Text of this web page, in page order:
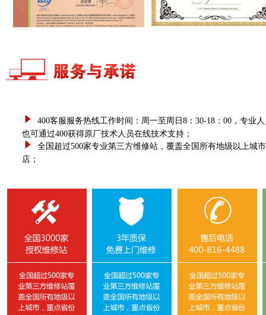
400客服服务热线工作时间：周一至周日8：30-18：00，专业
也可通过400获得原厂技术人员在线技术支持；
全国超过500家专业第三方维修站，覆盖全国所有地级以上城
店；